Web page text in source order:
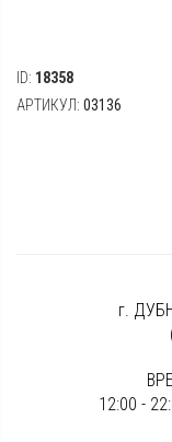
ID: 18358
АРТИКУЛ: 03136
г.
12:00 -